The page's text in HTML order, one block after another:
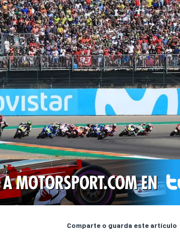
Comparte o guarda este artículo